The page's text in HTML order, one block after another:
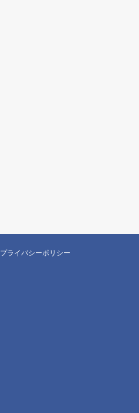
プライバシーポリシー